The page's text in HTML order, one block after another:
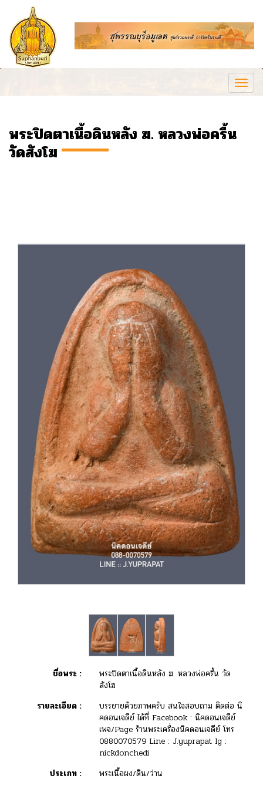
พระปิดตาเนื้อดินหลัง ฆ. หลวงพ่อครื้น
วัดสังโฆ
ชื่อพระ :
พระปิดตาเนื้อดินหลัง ฆ. หลวงพ่อครื้น วัด
สังโฆ
รายละเอียด :
บรรยายด้วยภาพครับ สนใจสอบถาม ติดต่อ นิ
คดอนเจดีย์ ได้ที่ Facebook : นิคดอนเจดีย์
เพจ/Page ร้านพระเครื่องนิคดอนเจดีย์ โทร
0880070579 Line : J.yuprapat Ig :
nickdonchedi
ประเภท :
พระเนื้อผง/ดิน/ว่าน